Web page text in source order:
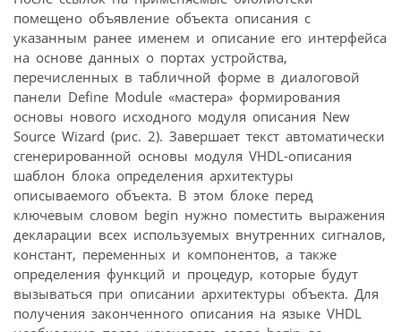
помещено объявление объекта описания с
указанным ранее именем и описание его интерфейса
на основе данных о портах устройства,
перечисленных в табличной форме в диалоговой
панели Define Module «мастера» формирования
основы нового исходного модуля описания New
Source Wizard (рис. 2). Завершает текст автоматически
сгенерированной основы модуля VHDL-описания
шаблон блока определения архитектуры
описываемого объекта. В этом блоке перед
ключевым словом begin нужно поместить выражения
декларации всех используемых внутренних сигналов,
констант, переменных и компонентов, а также
определения функций и процедур, которые будут
вызываться при описании архитектуры объекта. Для
получения законченного описания на языке VHDL